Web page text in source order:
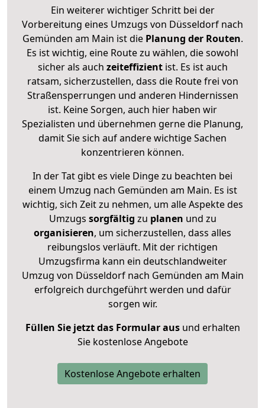
Ein weiterer wichtiger Schritt bei der
Vorbereitung eines Umzugs von Düsseldorf nach
Gemünden am Main ist diePlanung der Routen.
Es ist wichtig, eine Route zu wählen, die sowohl
sicher als auch zeiteffizientist. Es ist auch
ratsam, sicherzustellen, dass die Route frei von
Straßensperrungen und anderen Hindernissen
ist. Keine Sorgen, auch hier haben wir
Spezialisten und übernehmen gerne die Planung,
damit Sie sich auf andere wichtige Sachen
konzentrieren können.
In der Tat gibt es viele Dinge zu beachten bei
einem Umzug nach Gemünden am Main. Es ist
wichtig, sich Zeit zu nehmen, um alle Aspekte des
Umzugs sorgfältig zu planen und zu
organisieren, um sicherzustellen, dass alles
reibungslos verläuft. Mit der richtigen
Umzugsfirma kann ein deutschlandweiter
Umzug von Düsseldorf nach Gemünden am Main
erfolgreich durchgeführt werden und dafür
sorgen wir.
Füllen Sie jetzt das Formular ausund erhalten
Sie kostenlose Angebote
Kostenlose Angebote erhalten